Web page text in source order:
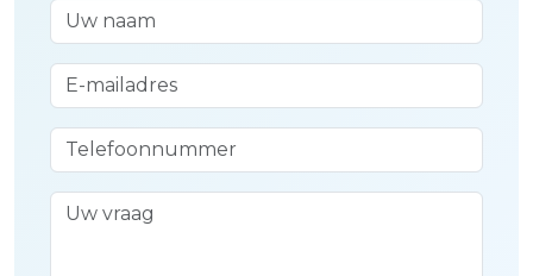
Uw naam
E-mailadres
Telefoonnummer
Uw vraag